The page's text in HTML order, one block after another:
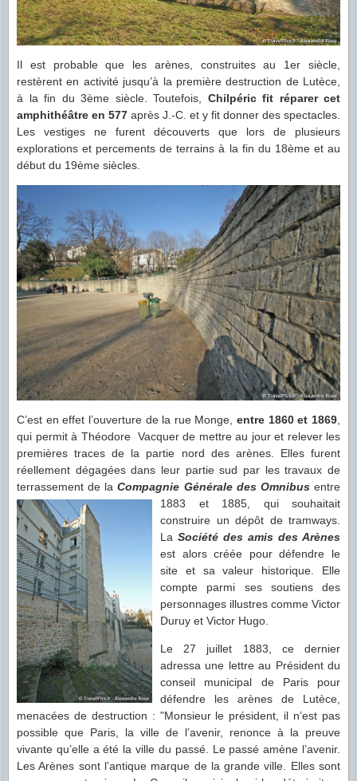
Il est probable que les arènes, construites au 1er siècle,
restèrent en activité jusqu’à la première destruction de Lutèce,
à la fin du 3ème siècle. Toutefois, Chilpéric fit réparer cet
amphithéâtre en 577 après J.-C. et y fit donner des spectacles.
Les vestiges ne furent découverts que lors de plusieurs
explorations et percements de terrains à la fin du 18ème et au
début du 19ème siècles.
C’est en effet l’ouverture de la rue Monge,entre 1860 et 1869,
qui permit à Théodore Vacquer de mettre au jour et relever les
premières traces de la partie nord des arènes. Elles furent
réellement dégagées dans leur partie sud par les travaux de
terrassement de laCompagnie Générale des Omnibusentre
1883 et 1885, qui souhaitait
construire un dépôt de tramways.
La Société des amis des Arènes
est alors créée pour défendre le
site et sa valeur historique. Elle
compte parmi ses soutiens des
personnages illustres comme Victor
Duruy et Victor Hugo.
Le 27 juillet 1883, ce dernier
adressa une lettre au Président du
conseil municipal de Paris pour
défendre les arènes de Lutèce,
menacées de destruction : "Monsieur le président, il n’est pas
possible que Paris, la ville de l’avenir, renonce à la preuve
vivante qu’elle a été la ville du passé. Le passé amène l’avenir.
Les Arènes sont l’antique marque de la grande ville. Elles sont